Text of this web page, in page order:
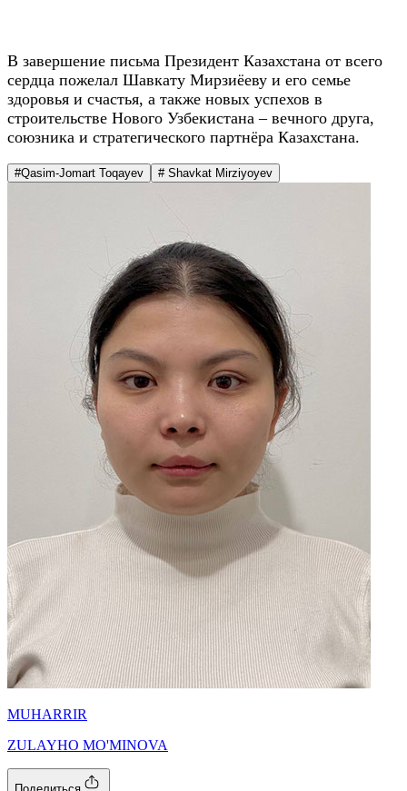
В завершение письма Президент Казахстана от всего
сердца пожелал Шавкату Мирзиёеву и его семье
здоровья и счастья, а также новых успехов в
строительстве Нового Узбекистана – вечного друга,
союзника и стратегического партнёра Казахстана.
#Qasim-Jomart Toqayev # Shavkat Mirziyoyev
MUHARRIR
ZULAYHO MO'MINOVA